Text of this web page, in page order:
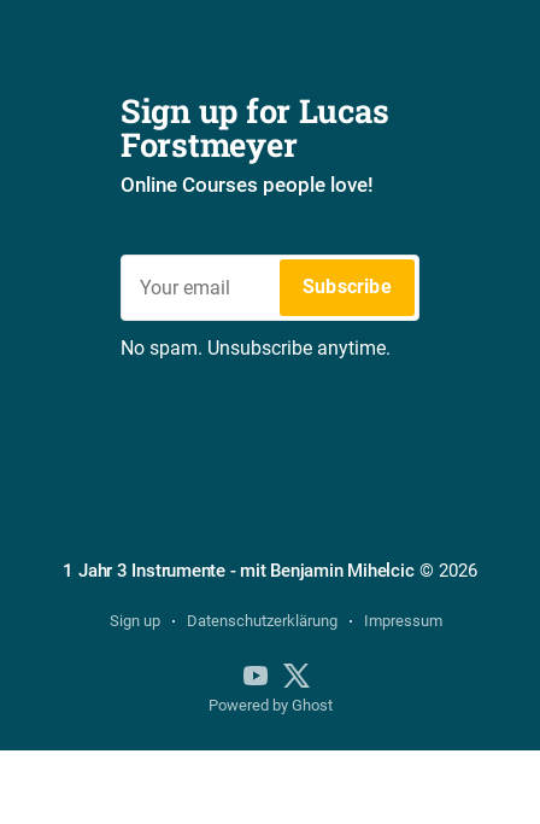
Sign up for Lucas
Forstmeyer
Online Courses people love!
Subscribe
No spam. Unsubscribe anytime.
1 Jahr 3 Instrumente - mit Benjamin Mihelcic© 2026
Sign up Datenschutzerklärung Impressum
Powered by Ghost